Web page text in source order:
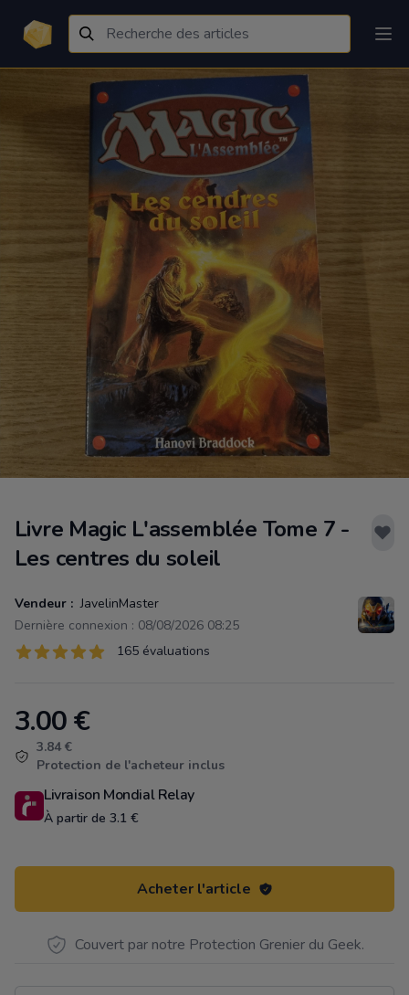
Livre Magic L'assemblée Tome 7 -
Les centres du soleil
Vendeur : JavelinMaster
Dernière connexion : 08/08/2026 08:25
Évaluations
165 sur 5 étoiles165 évaluations
Product information
3.00€
3.84 €
Protection de l'acheteur inclus
Livraison Mondial Relay
À partir de 3.1 €
Acheter l'article
Couvert par notre Protection Grenier du Geek.